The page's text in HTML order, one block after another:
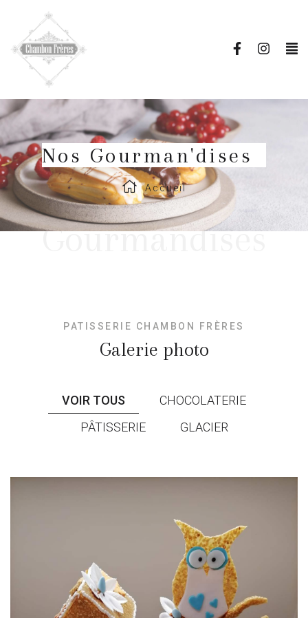
Nos Gourman'dises
Accueil
Gourmandises
PATISSERIE CHAMBON FRÈRES
Galerie photo
VOIR TOUS
CHOCOLATERIE
PÂTISSERIE
GLACIER